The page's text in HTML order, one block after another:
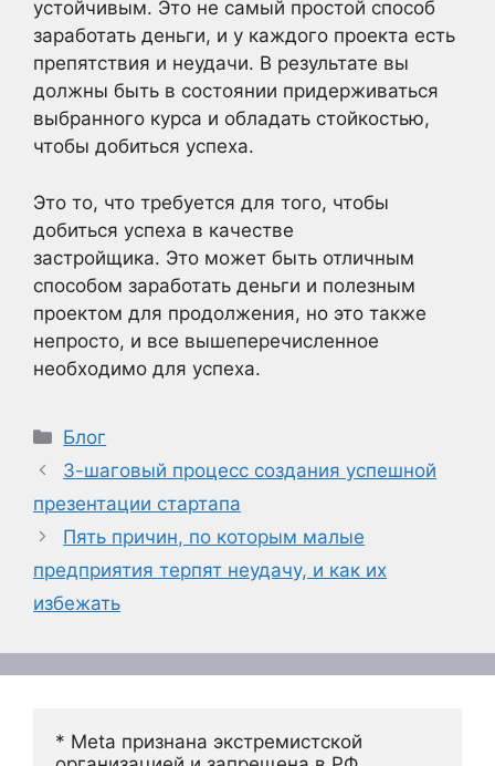
устойчивым. Это не самый простой способ
заработать деньги, и у каждого проекта есть
препятствия и неудачи. В результате вы
должны быть в состоянии придерживаться
выбранного курса и обладать стойкостью,
чтобы добиться успеха.
Это то, что требуется для того, чтобы
добиться успеха в качестве
застройщика. Это может быть отличным
способом заработать деньги и полезным
проектом для продолжения, но это также
непросто, и все вышеперечисленное
необходимо для успеха.
Рубрики
Блог
3-шаговый процесс создания успешной
презентации стартапа
Пять причин, по которым малые
предприятия терпят неудачу, и как их
избежать
* Meta признана экстремистской